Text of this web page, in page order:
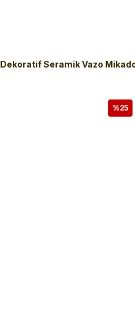
Dekoratif Seramik Vazo
%25